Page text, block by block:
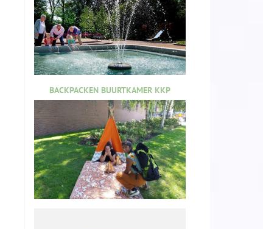
BACKPACKEN BUURTKAMER KKP